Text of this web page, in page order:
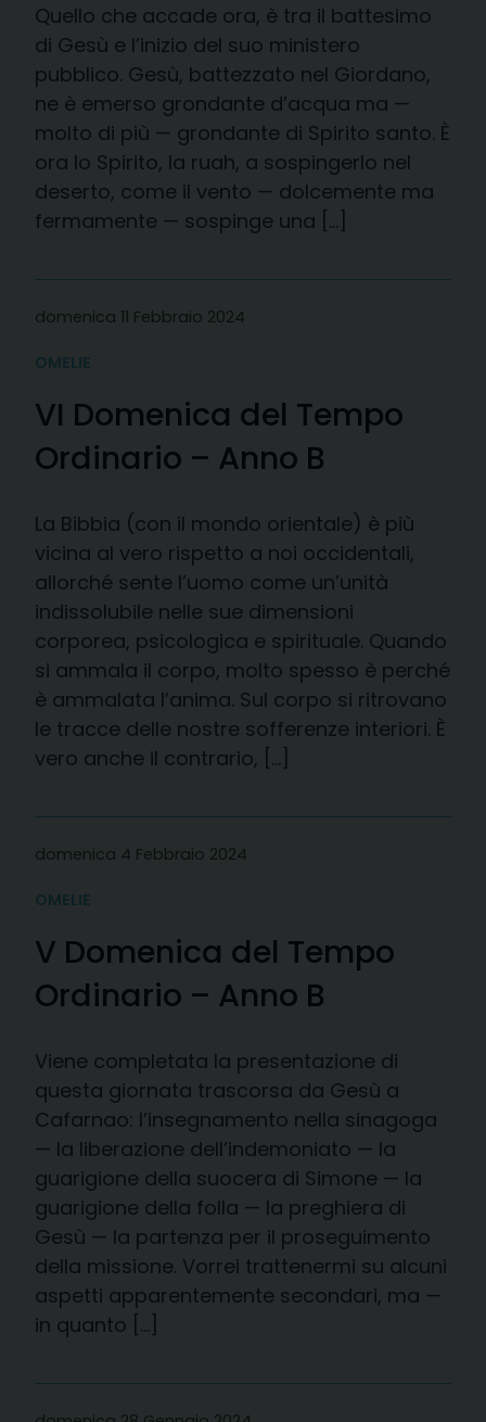
Quello che accade ora, è tra il battesimo
di Gesù e l’inizio del suo ministero
pubblico. Gesù, battezzato nel Giordano,
ne è emerso grondante d’acqua ma —
molto di più — grondante di Spirito santo. È
ora lo Spirito, la ruah, a sospingerlo nel
deserto, come il vento — dolcemente ma
fermamente — sospinge una […]
domenica 11 Febbraio 2024
OMELIE
VI Domenica del Tempo
Ordinario – Anno B
La Bibbia (con il mondo orientale) è più
vicina al vero rispetto a noi occidentali,
allorché sente l’uomo come un’unità
indissolubile nelle sue dimensioni
corporea, psicologica e spirituale. Quando
si ammala il corpo, molto spesso è perché
è ammalata l’anima. Sul corpo si ritrovano
le tracce delle nostre sofferenze interiori. È
vero anche il contrario, […]
domenica 4 Febbraio 2024
OMELIE
V Domenica del Tempo
Ordinario – Anno B
Viene completata la presentazione di
questa giornata trascorsa da Gesù a
Cafarnao: l’insegnamento nella sinagoga
— la liberazione dell’indemoniato — la
guarigione della suocera di Simone — la
guarigione della folla — la preghiera di
Gesù — la partenza per il proseguimento
della missione. Vorrei trattenermi su alcuni
aspetti apparentemente secondari, ma —
in quanto […]